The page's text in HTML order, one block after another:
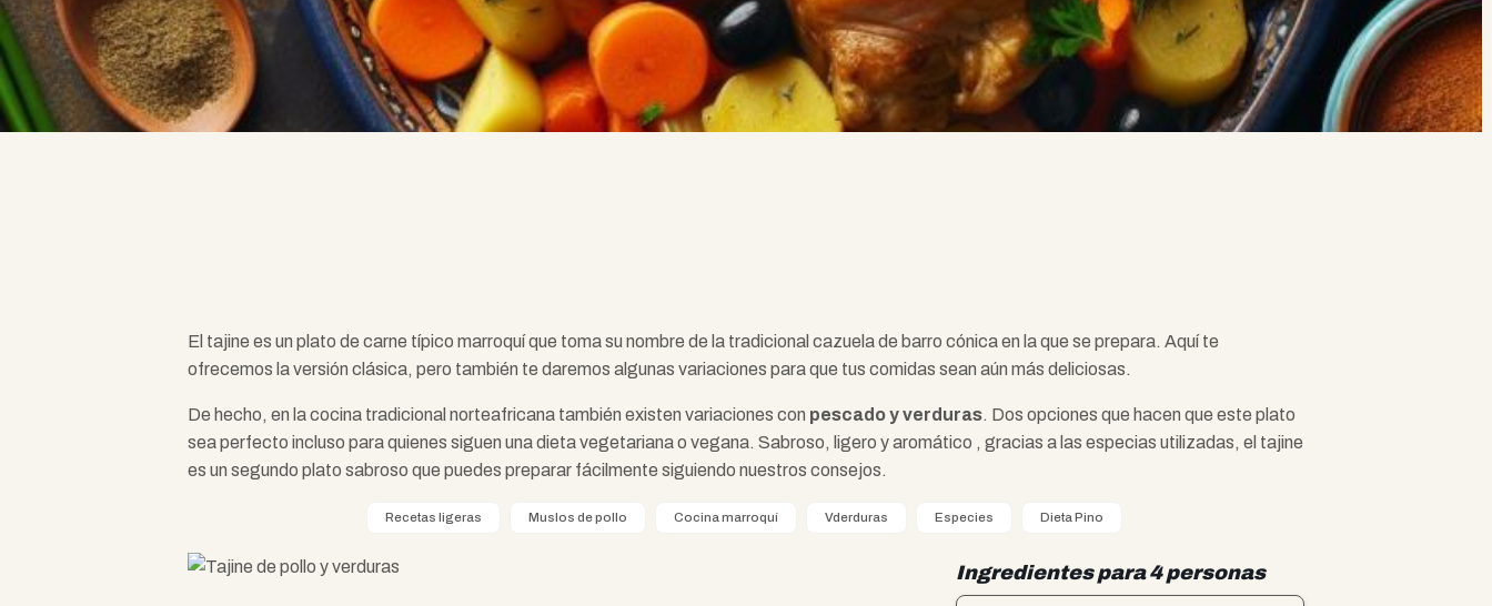
El tajine es un plato de carne típico marroquí que toma su nombre de la tradicional cazuela de barro cónica en la que se prepara. Aquí te
ofrecemos la versión clásica, pero también te daremos algunas variaciones para que tus comidas sean aún más deliciosas.
De hecho, en la cocina tradicional norteafricana también existen variaciones con pescado y verduras. Dos opciones que hacen que este plato
sea perfecto incluso para quienes siguen una dieta vegetariana o vegana. Sabroso, ligero y aromático , gracias a las especias utilizadas, el tajine
es un segundo plato sabroso que puedes preparar fácilmente siguiendo nuestros consejos.
Recetas ligeras Muslos de pollo Cocina marroquí Vderduras Especies Dieta Pino
Ingredientes para 4 personas